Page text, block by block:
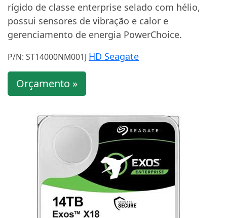
rígido de classe enterprise selado com hélio,
possui sensores de vibração e calor e
gerenciamento de energia PowerChoice.
P/N: ST14000NM001J HD Seagate
Orçamento »